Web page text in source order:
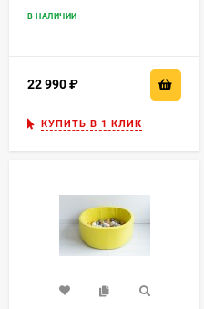
В НАЛИЧИИ
22 990
КУПИТЬ В 1 КЛИК